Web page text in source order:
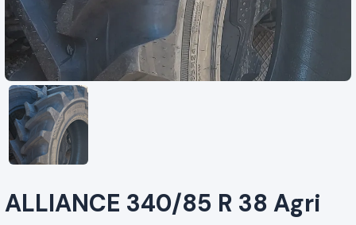
ALLIANCE 340/85 R 38 Agri